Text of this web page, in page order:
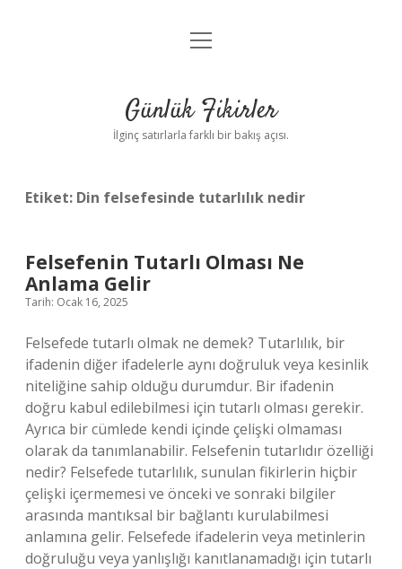
Anasayfa
Yasal Uyarı
menüyü
Günlük Fikirler
İlginç satırlarla farklı bir bakış açısı.
Etiket: Din felsefesinde tutarlılık nedir
Felsefenin Tutarlı Olması Ne
Anlama Gelir
Tarih: Ocak 16, 2025
Felsefede tutarlı olmak ne demek? Tutarlılık, bir
ifadenin diğer ifadelerle aynı doğruluk veya kesinlik
niteliğine sahip olduğu durumdur. Bir ifadenin
doğru kabul edilebilmesi için tutarlı olması gerekir.
Ayrıca bir cümlede kendi içinde çelişki olmaması
olarak da tanımlanabilir. Felsefenin tutarlıdır özelliği
nedir? Felsefede tutarlılık, sunulan fikirlerin hiçbir
çelişki içermemesi ve önceki ve sonraki bilgiler
arasında mantıksal bir bağlantı kurulabilmesi
anlamına gelir. Felsefede ifadelerin veya metinlerin
doğruluğu veya yanlışlığı kanıtlanamadığı için tutarlı